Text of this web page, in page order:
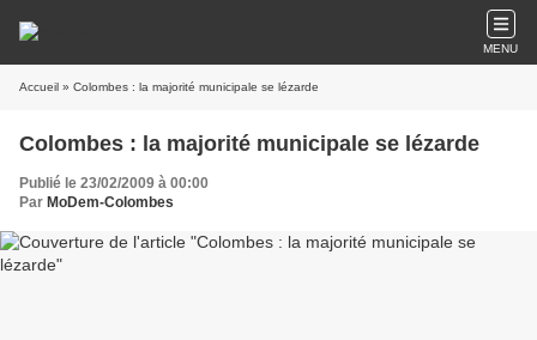
MENU
Accueil » Colombes : la majorité municipale se lézarde
Colombes : la majorité municipale se lézarde
Publié le 23/02/2009 à 00:00
Par MoDem-Colombes